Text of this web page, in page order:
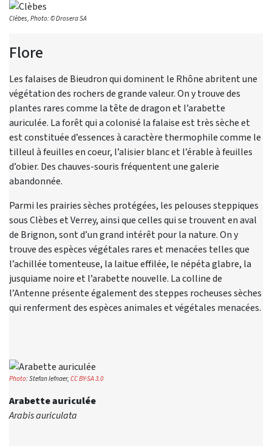
Clèbes, Photo: © Drosera SA
Flore
Les falaises de Bieudron qui dominent le Rhône abritent une
végétation des rochers de grande valeur. On y trouve des
plantes rares comme la tête de dragon et l’arabette
auriculée. La forêt qui a colonisé la falaise est très sèche et
est constituée d’essences à caractère thermophile comme le
tilleul à feuilles en coeur, l’alisier blanc et l’érable à feuilles
d’obier. Des chauves-souris fréquentent une galerie
abandonnée.
Parmi les prairies sèches protégées, les pelouses steppiques
sous Clèbes et Verrey, ainsi que celles qui se trouvent en aval
de Brignon, sont d’un grand intérêt pour la nature. On y
trouve des espèces végétales rares et menacées telles que
l’achillée tomenteuse, la laitue effilée, le népéta glabre, la
jusquiame noire et l’arabette nouvelle. La colline de
l’Antenne présente également des steppes rocheuses sèches
qui renferment des espèces animales et végétales menacées.
Photo: Stefan lefnaer, CC BY-SA 3.0
Arabette auriculée
Arabis auriculata